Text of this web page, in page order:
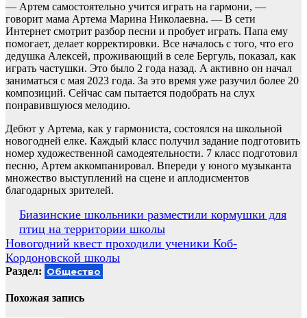
— Артем самостоятельно учится играть на гармони, —
говорит мама Артема Марина Николаевна. — В сети
Интернет смотрит разбор песни и пробует играть. Папа ему
помогает, делает корректировки. Все началось с того, что его
дедушка Алексей, проживающий в селе Бергуль, показал, как
играть частушки. Это было 2 года назад. А активно он начал
заниматься с мая 2023 года. За это время уже разучил более 20
композиций. Сейчас сам пытается подобрать на слух
понравившуюся мелодию.
Дебют у Артема, как у гармониста, состоялся на школьной
новогодней елке. Каждый класс получил задание подготовить
номер художественной самодеятельности. 7 класс подготовил
песню, Артем аккомпанировал. Впереди у юного музыканта
множество выступлений на сцене и аплодисментов
благодарных зрителей.
Навигация
по
записям
Биазинские школьники разместили кормушки для
птиц на территории школы
Новогодний квест проходили ученики Коб-
Кордоновской школы
Раздел: Общество
Похожая запись